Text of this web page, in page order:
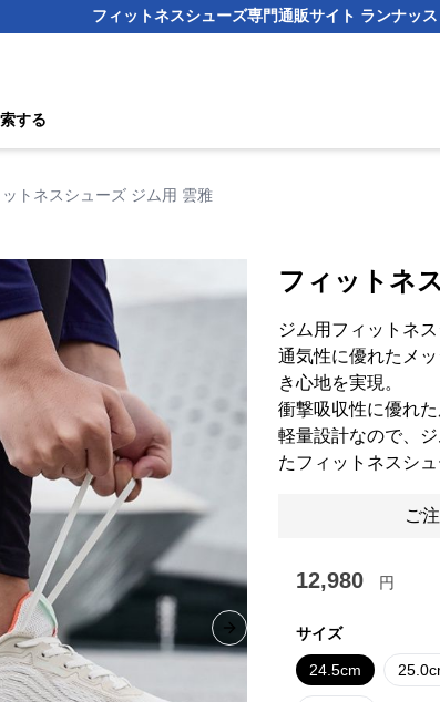
フィットネスシューズ専門通販サイト ランナッス
する
ットネスシューズ ジム用 雲雅
Next slide
フィットネ
ジム用フィットネ
通気性に優れたメ
き心地を実現。
衝撃吸収性に優れ
軽量設計なので、
たフィットネスシュ
ご
12,980 円
サイズ
24.5cm